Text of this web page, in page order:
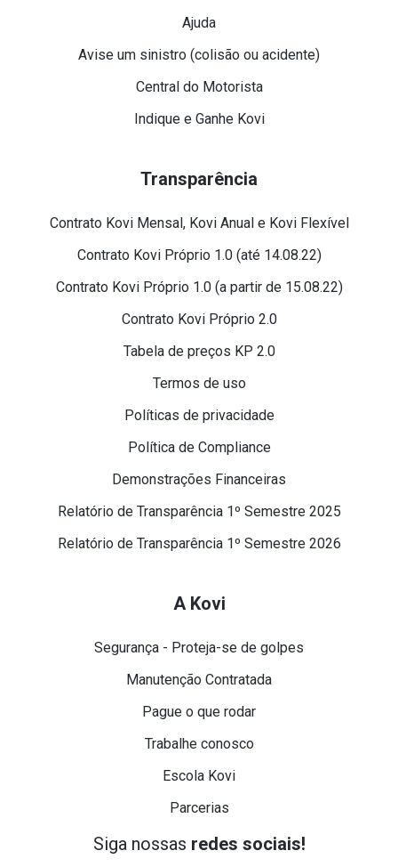
Ajuda
Avise um sinistro (colisão ou acidente)
Central do Motorista
Indique e Ganhe Kovi
Transparência
Contrato Kovi Mensal, Kovi Anual e Kovi Flexível
Contrato Kovi Próprio 1.0 (até 14.08.22)
Contrato Kovi Próprio 1.0 (a partir de 15.08.22)
Contrato Kovi Próprio 2.0
Tabela de preços KP 2.0
Termos de uso
Políticas de privacidade
Política de Compliance
Demonstrações Financeiras
Relatório de Transparência 1º Semestre 2025
Relatório de Transparência 1º Semestre 2026
A Kovi
Segurança - Proteja-se de golpes
Manutenção Contratada
Pague o que rodar
Trabalhe conosco
Escola Kovi
Parcerias
Siga nossas redes sociais!